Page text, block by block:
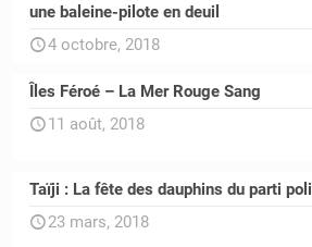
une baleine-pilote en deuil
4 octobre, 2018
Îles Féroé – La Mer Rouge Sang
11 août, 2018
Taïji : La fête des dauphins du parti
23 mars, 2018